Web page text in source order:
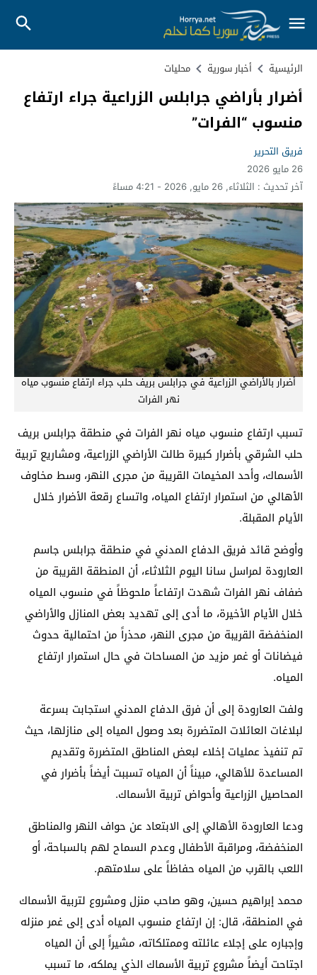
الرئيسية أخبار سورية محليات
أضرار بأراضي جرابلس الزراعية جراء ارتفاع
منسوب “الفرات”
فريق التحرير
26 مايو 2026
آخر تحديث : الثلاثاء, 26 مايو, 2026 - 4:21 مساءً
أضرار بالأراضي الزراعية في جرابلس بريف حلب جراء ارتفاع منسوب مياه
نهر الفرات
تسبب ارتفاع منسوب مياه نهر الفرات في منطقة جرابلس بريف
حلب الشرقي بأضرار كبيرة طالت الأراضي الزراعية، ومشاريع تربية
الأسماك، وأحد المخيمات القريبة من مجرى النهر، وسط مخاوف
الأهالي من استمرار ارتفاع المياه، واتساع رقعة الأضرار خلال
الأيام المقبلة.
وأوضح قائد فريق الدفاع المدني في منطقة جرابلس جاسم
العارودة لمراسل سانا اليوم الثلاثاء، أن المنطقة القريبة من
ضفاف نهر الفرات شهدت ارتفاعاً ملحوظاً في منسوب المياه
خلال الأيام الأخيرة، ما أدى إلى تهديد بعض المنازل والأراضي
المنخفضة القريبة من مجرى النهر، محذراً من احتمالية حدوث
فيضانات أو غمر مزيد من المساحات في حال استمرار ارتفاع
المياه.
ولفت العارودة إلى أن فرق الدفاع المدني استجابت بسرعة
لبلاغات العائلات المتضررة بعد وصول المياه إلى منازلها، حيث
تم تنفيذ عمليات إخلاء لبعض المناطق المتضررة وتقديم
المساعدة للأهالي، مبيناً أن المياه تسببت أيضاً بأضرار في
المحاصيل الزراعية وأحواض تربية الأسماك.
ودعا العارودة الأهالي إلى الابتعاد عن حواف النهر والمناطق
المنخفضة، ومراقبة الأطفال وعدم السماح لهم بالسباحة، أو
اللعب بالقرب من المياه حفاظاً على سلامتهم.
محمد إبراهيم حسين، وهو صاحب منزل ومشروع لتربية الأسماك
في المنطقة، قال: إن ارتفاع منسوب المياه أدى إلى غمر منزله
وإجباره على إجلاء عائلته وممتلكاته، مشيراً إلى أن المياه
اجتاحت أيضاً مشروع تربية الأسماك الذي يملكه، ما تسبب